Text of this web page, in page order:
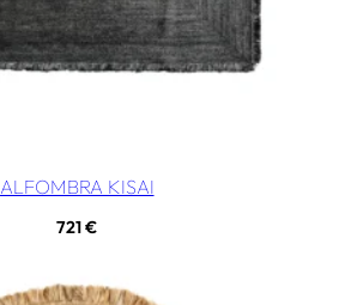
ALFOMBRA KISAI
721€